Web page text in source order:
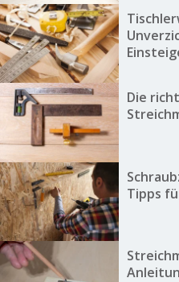
Die
Tipps